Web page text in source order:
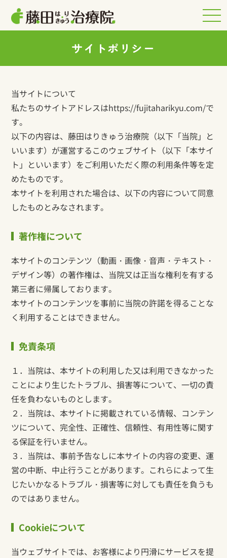
サイトポリシー
当サイトについて
私たちのサイトアドレスはhttps://fujitaharikyu.com/で
す。
以下の内容は、藤田はりきゅう治療院（以下「当院」と
いいます）が運営するこのウェブサイト（以下「本サイ
ト」といいます）をご利用いただく際の利用条件等を定
めたものです。
本サイトを利用された場合は、以下の内容について同意
したものとみなされます。
著作権について
本サイトのコンテンツ（動画・画像・音声・テキスト・
デザイン等）の著作権は、当院又は正当な権利を有する
第三者に帰属しております。
本サイトのコンテンツを事前に当院の許諾を得ることな
く利用することはできません。
免責条項
１．当院は、本サイトの利用した又は利用できなかった
ことにより生じたトラブル、損害等について、一切の責
任を負わないものとします。
２．当院は、本サイトに掲載されている情報、コンテン
ツについて、完全性、正確性、信頼性、有用性等に関す
る保証を行いません。
３．当院は、事前予告なしに本サイトの内容の変更、運
営の中断、中止行うことがあります。これらによって生
じたいかなるトラブル・損害等に対しても責任を負うも
のではありません。
Cookieについて
当ウェブサイトでは、お客様により円滑にサービスを提